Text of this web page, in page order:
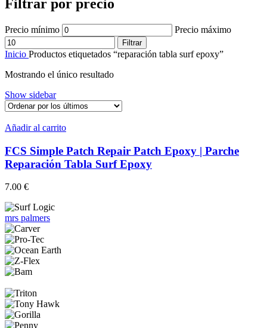
Filtrar por precio
Precio mínimo Precio máximo
Filtrar
Inicio Productos etiquetados “reparación tabla surf epoxy”
Mostrando el único resultado
Show sidebar
Añadir al carrito
FCS Simple Patch Repair Patch Epoxy | Parche
Reparación Tabla Surf Epoxy
7.00 €
mrs palmers